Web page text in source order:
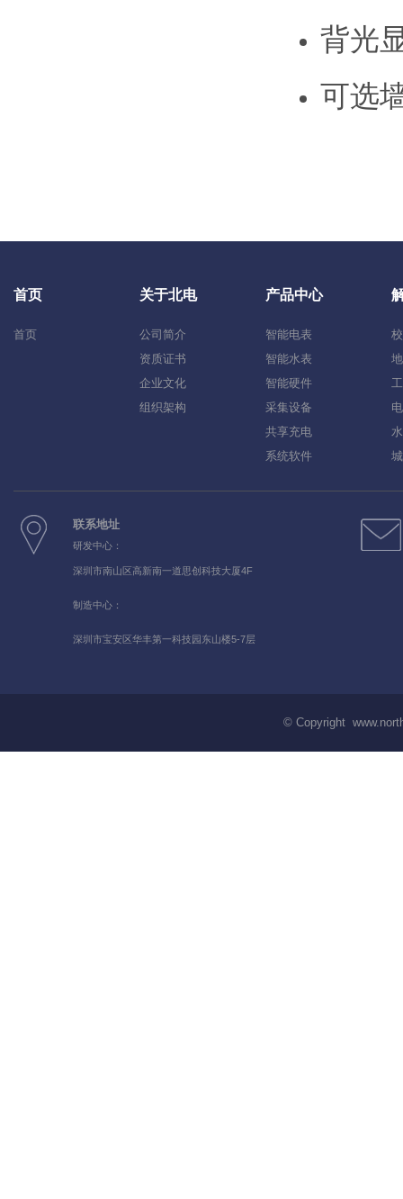
背光
可选
首页
首页
关于北电
公司简介
资质证书
企业文化
组织架构
产品中心
智能电表
智能水表
智能硬件
采集设备
共享充电
系统软件
联系地址
研发中心：
深圳市南山区高新南一道思创科技大厦4F
制造中心：
深圳市宝安区华丰第一科技园东山楼5-7层
© Copyright